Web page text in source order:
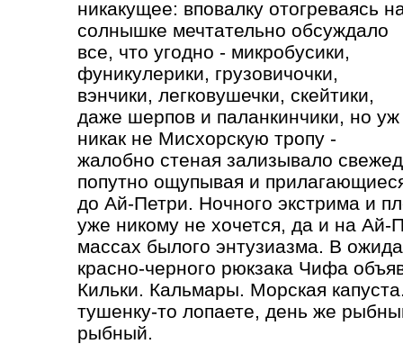
никакущее: вповалку отогреваясь
солнышке мечтательно обсуждало
все, что угодно - микробусики,
фуникулерики, грузовичочки,
вэнчики, легковушечки, скейтики,
даже шерпов и паланкинчики, но уж
никак не Мисхорскую тропу -
жалобно стеная зализывало
попутно ощупывая и
до Ай-Петри. Ночного экстрима и
уже никому не хочется, да и на Ай-
массах былого энтузиазма. В
красно-черного рюкзака Чифа
Кильки. Кальмары. Морская
тушенку-то лопаете, день же
рыбный.